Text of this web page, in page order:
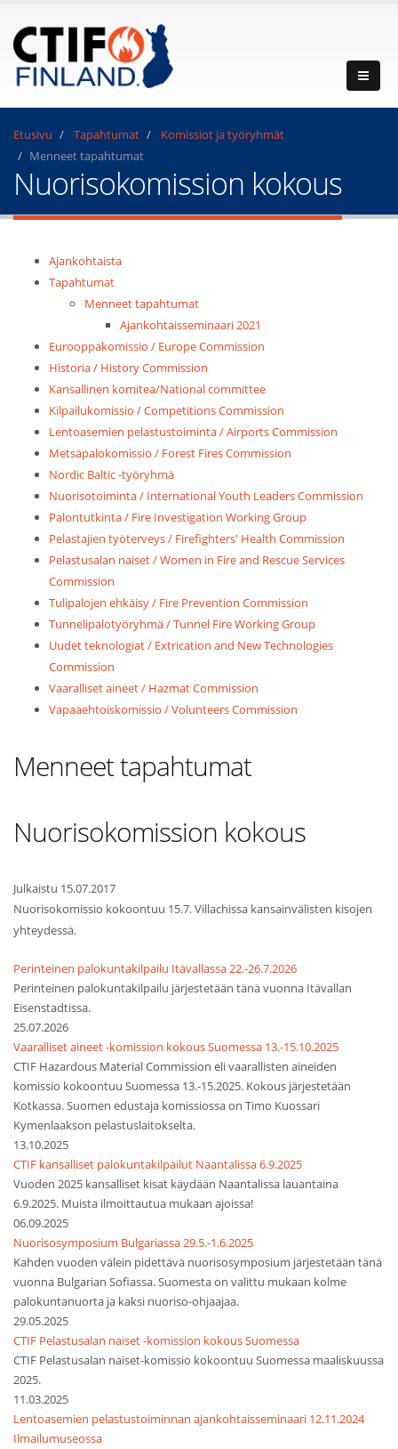
Etusivu Tapahtumat
Komissiot ja työryhmät
Menneet tapahtumat
Nuorisokomission kokous
Ajankohtaista
Tapahtumat
Menneet tapahtumat
Ajankohtaisseminaari 2021
Eurooppakomissio / Europe Commission
Historia / History Commission
Kansallinen komitea/National committee
Kilpailukomissio / Competitions Commission
Lentoasemien pelastustoiminta / Airports Commission
Metsäpalokomissio / Forest Fires Commission
Nordic Baltic -työryhmä
Nuorisotoiminta / International Youth Leaders Commission
Palontutkinta / Fire Investigation Working Group
Pelastajien työterveys / Firefighters' Health Commission
Pelastusalan naiset / Women in Fire and Rescue Services
Commission
Tulipalojen ehkäisy / Fire Prevention Commission
Tunnelipalotyöryhmä / Tunnel Fire Working Group
Uudet teknologiat / Extrication and New Technologies
Commission
Vaaralliset aineet / Hazmat Commission
Vapaaehtoiskomissio / Volunteers Commission
Menneet tapahtumat
Nuorisokomission kokous
Julkaistu 15.07.2017
Nuorisokomissio kokoontuu 15.7. Villachissa kansainvälisten kisojen
yhteydessä.
Perinteinen palokuntakilpailu Itävallassa 22.-26.7.2026
Perinteinen palokuntakilpailu järjestetään tänä vuonna Itävallan
Eisenstadtissa.
25.07.2026
Vaaralliset aineet -komission kokous Suomessa 13.-15.10.2025
CTIF Hazardous Material Commission eli vaarallisten aineiden
komissio kokoontuu Suomessa 13.-15.2025. Kokous järjestetään
Kotkassa. Suomen edustaja komissiossa on Timo Kuossari
Kymenlaakson pelastuslaitokselta.
13.10.2025
CTIF kansalliset palokuntakilpailut Naantalissa 6.9.2025
Vuoden 2025 kansalliset kisat käydään Naantalissa lauantaina
6.9.2025. Muista ilmoittautua mukaan ajoissa!
06.09.2025
Nuorisosymposium Bulgariassa 29.5.-1.6.2025
Kahden vuoden välein pidettävä nuorisosymposium järjestetään tänä
vuonna Bulgarian Sofiassa. Suomesta on valittu mukaan kolme
palokuntanuorta ja kaksi nuoriso-ohjaajaa.
29.05.2025
CTIF Pelastusalan naiset -komission kokous Suomessa
CTIF Pelastusalan naiset-komissio kokoontuu Suomessa maaliskuussa
2025.
11.03.2025
Lentoasemien pelastustoiminnan ajankohtaisseminaari 12.11.2024
Ilmailumuseossa